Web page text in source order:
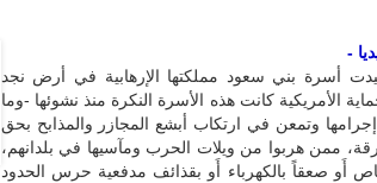
-
أسرة بني سعود مملكتها الإرهابية في أرض نجد
الأمريكية كانت هذه الأسرة النكرة منذ نشوئها -وما
وتمعن في ارتكاب أبشع المجازر والمذابح بحق
ممن هربوا من ويلات الحرب ومآسيها في بلدانهم،
أَو صعقاً بالكهرباء أَو بقذائف مدفعية حرس الحدود